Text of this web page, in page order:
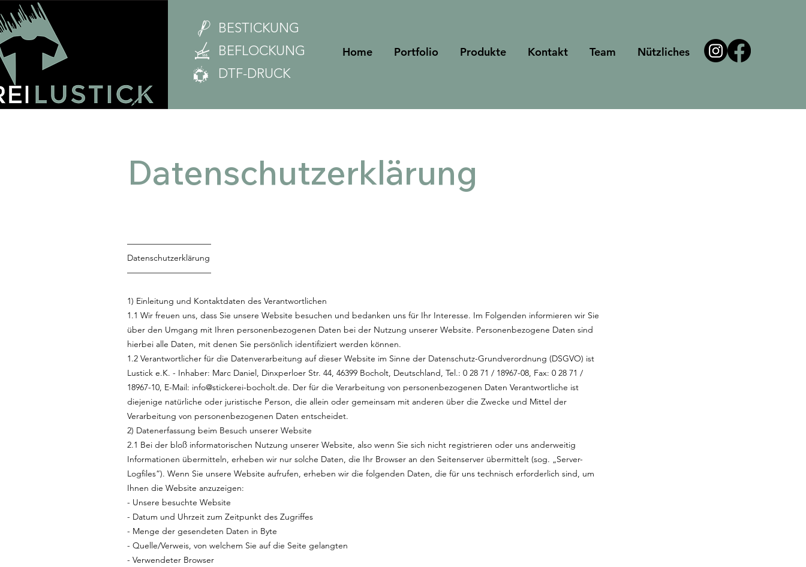
BESTICKUNG
BEFLOCKUNG
DTF-DRUCK
Home Portfolio Produkte Kontakt Team Nützliches
Datenschutzerklärung
––––––––––––––––––––
Datenschutzerklärung
––––––––––––––––––––
1) Einleitung und Kontaktdaten des Verantwortlichen
1.1 Wir freuen uns, dass Sie unsere Website besuchen und bedanken uns für Ihr Interesse. Im Folgenden informieren wir Sie
über den Umgang mit Ihren personenbezogenen Daten bei der Nutzung unserer Website. Personenbezogene Daten sind
hierbei alle Daten, mit denen Sie persönlich identifiziert werden können.
1.2 Verantwortlicher für die Datenverarbeitung auf dieser Website im Sinne der Datenschutz-Grundverordnung (DSGVO) ist
Lustick e.K. - Inhaber: Marc Daniel, Dinxperloer Str. 44, 46399 Bocholt, Deutschland, Tel.: 0 28 71 / 18967-08, Fax: 0 28 71 /
18967-10, E-Mail: info@stickerei-bocholt.de. Der für die Verarbeitung von personenbezogenen Daten Verantwortliche ist
diejenige natürliche oder juristische Person, die allein oder gemeinsam mit anderen über die Zwecke und Mittel der
Verarbeitung von personenbezogenen Daten entscheidet.
2) Datenerfassung beim Besuch unserer Website
2.1 Bei der bloß informatorischen Nutzung unserer Website, also wenn Sie sich nicht registrieren oder uns anderweitig
Informationen übermitteln, erheben wir nur solche Daten, die Ihr Browser an den Seitenserver übermittelt (sog. „Server-
Logfiles“). Wenn Sie unsere Website aufrufen, erheben wir die folgenden Daten, die für uns technisch erforderlich sind, um
Ihnen die Website anzuzeigen:
- Unsere besuchte Website
- Datum und Uhrzeit zum Zeitpunkt des Zugriffes
- Menge der gesendeten Daten in Byte
- Quelle/Verweis, von welchem Sie auf die Seite gelangten
- Verwendeter Browser